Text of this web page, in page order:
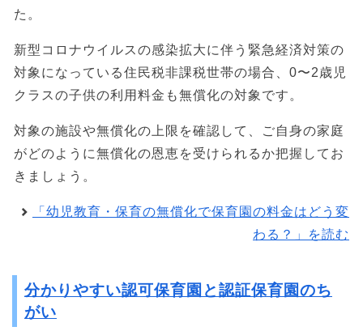
た。
新型コロナウイルスの感染拡大に伴う緊急経済対策の
対象になっている住民税非課税世帯の場合、0〜2歳児
クラスの子供の利用料金も無償化の対象です。
対象の施設や無償化の上限を確認して、ご自身の家庭
がどのように無償化の恩恵を受けられるか把握してお
きましょう。
「幼児教育・保育の無償化で保育園の料金はどう変
わる？」を読む
分かりやすい認可保育園と認証保育園のち
がい